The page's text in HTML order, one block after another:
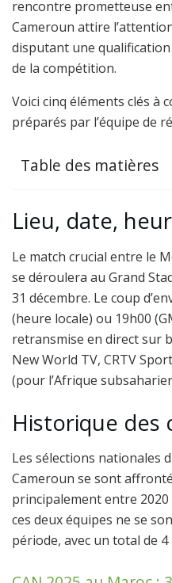
rencontre prometteuse
Cameroun attire
disputant une
de la compétition.
Voici cinq éléments clés à
préparés par l’équipe de
Table des matières
Lieu, date,
Le match crucial entre le
se déroulera au Grand
31 décembre. Le coup
(heure locale) ou 19h00
retransmise en direct sur
New World TV, CRTV
(pour l’Afrique
Historique
Les sélections nationales
Cameroun se sont
principalement entre 2020
ces deux équipes ne se
période, avec un total de 4